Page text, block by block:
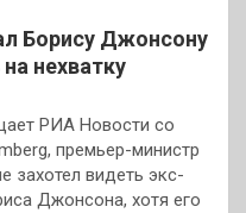
Борису Джонсону
нехватку
РИА Новости со
премьер-министр
захотел видеть экс-
Джонсона, хотя его